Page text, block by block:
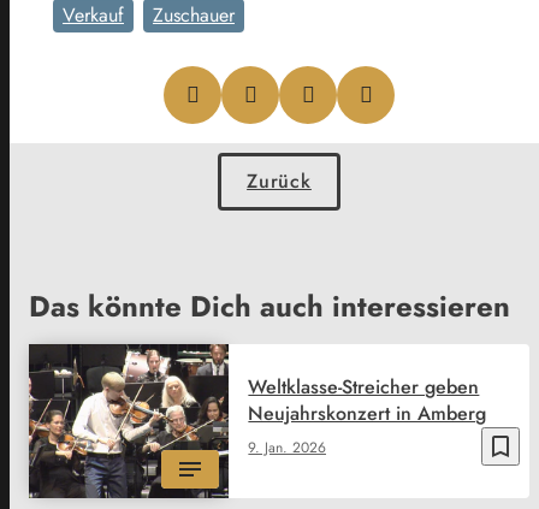
Verkauf
Zuschauer
Zurück
Das könnte Dich auch interessieren
bookmark_border
9. Jan. 2026
Weltklasse-Streicher geben
Neujahrskonzert in Amberg